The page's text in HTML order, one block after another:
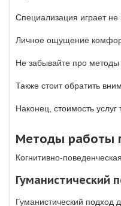
Специализация играет
Личное ощущение
Не забывайте про методы
Также стоит обратить
Наконец, стоимость
Методы работы
Когнитивно-
Гуманистический
Гуманистический подход